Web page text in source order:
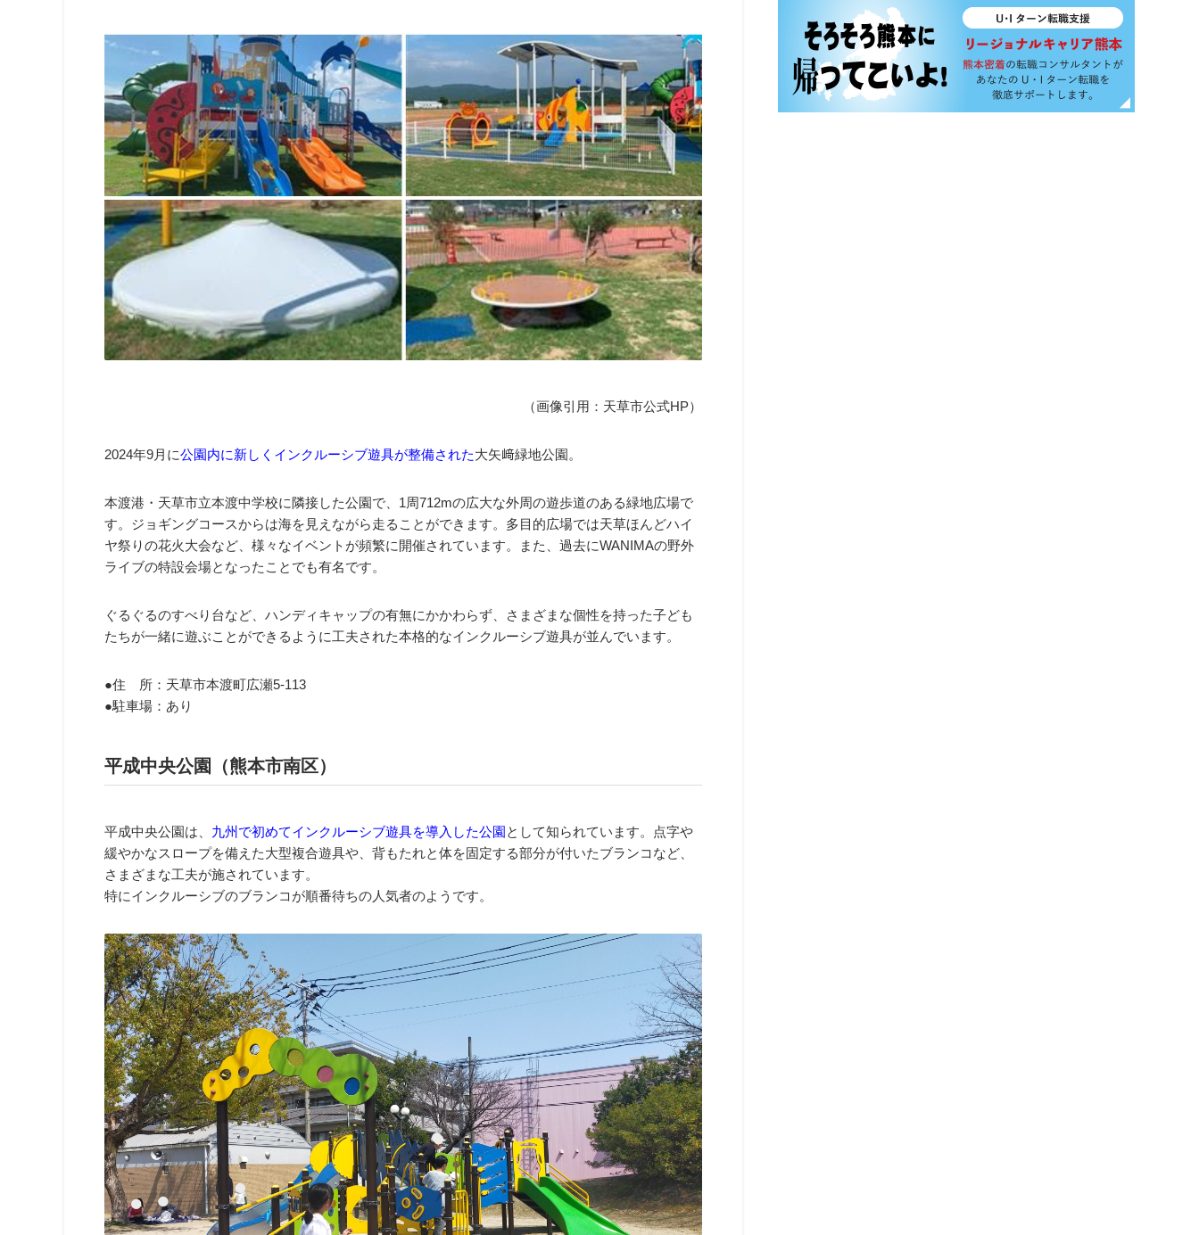
（画像引用：天草市公式HP）
2024年9月に公園内に新しくインクルーシブ遊具が整備された大矢﨑緑地公園。
本渡港・天草市立本渡中学校に隣接した公園で、1周712mの広大な外周の遊歩道のある緑地広場で
す。ジョギングコースからは海を見えながら走ることができます。多目的広場では天草ほんどハイ
ヤ祭りの花火大会など、様々なイベントが頻繁に開催されています。また、過去にWANIMAの野外
ライブの特設会場となったことでも有名です。
ぐるぐるのすべり台など、ハンディキャップの有無にかかわらず、さまざまな個性を持った子ども
たちが一緒に遊ぶことができるように工夫された本格的なインクルーシブ遊具が並んでいます。
●住 所：天草市本渡町広瀬5-113
●駐車場：あり
平成中央公園（熊本市南区）
平成中央公園は、 九州で初めてインクルーシブ遊具を導入した公園として知られています。点字や
緩やかなスロープを備えた大型複合遊具や、背もたれと体を固定する部分が付いたブランコなど、
さまざまな工夫が施されています。
特にインクルーシブのブランコが順番待ちの人気者のようです。